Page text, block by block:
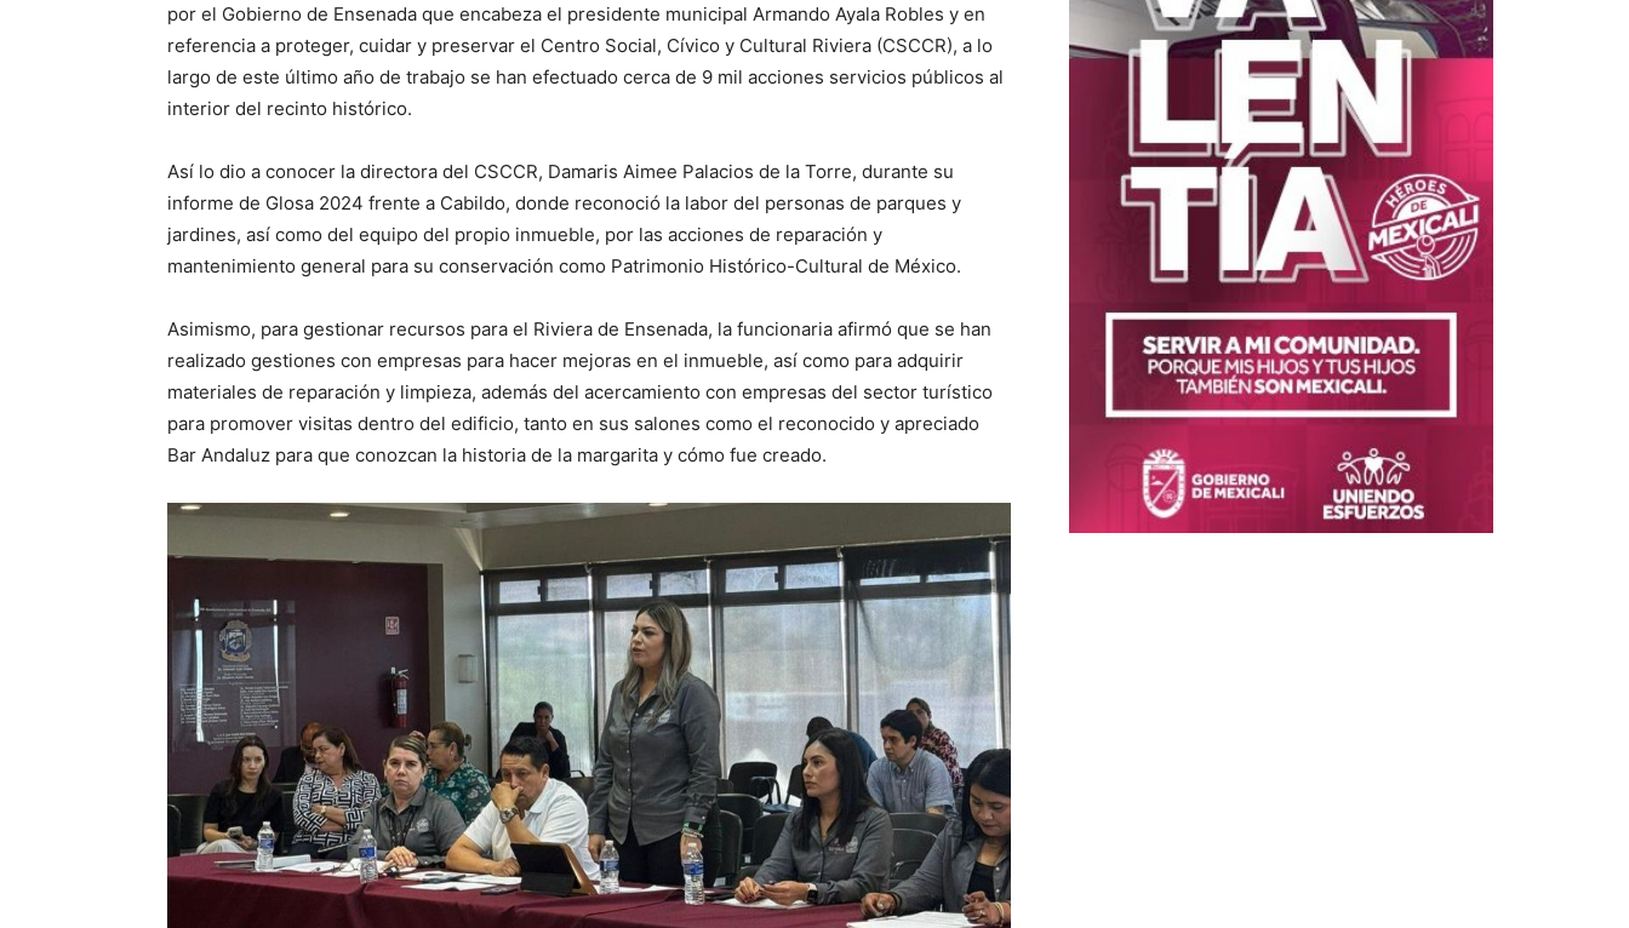
por el Gobierno de Ensenada que encabeza el presidente municipal Armando Ayala Robles y en
referencia a proteger, cuidar y preservar el Centro Social, Cívico y Cultural Riviera (CSCCR), a lo
largo de este último año de trabajo se han efectuado cerca de 9 mil acciones servicios públicos al
interior del recinto histórico.
Así lo dio a conocer la directora del CSCCR, Damaris Aimee Palacios de la Torre, durante su
informe de Glosa 2024 frente a Cabildo, donde reconoció la labor del personas de parques y
jardines, así como del equipo del propio inmueble, por las acciones de reparación y
mantenimiento general para su conservación como Patrimonio Histórico-Cultural de México.
Asimismo, para gestionar recursos para el Riviera de Ensenada, la funcionaria afirmó que se han
realizado gestiones con empresas para hacer mejoras en el inmueble, así como para adquirir
materiales de reparación y limpieza, además del acercamiento con empresas del sector turístico
para promover visitas dentro del edificio, tanto en sus salones como el reconocido y apreciado
Bar Andaluz para que conozcan la historia de la margarita y cómo fue creado.